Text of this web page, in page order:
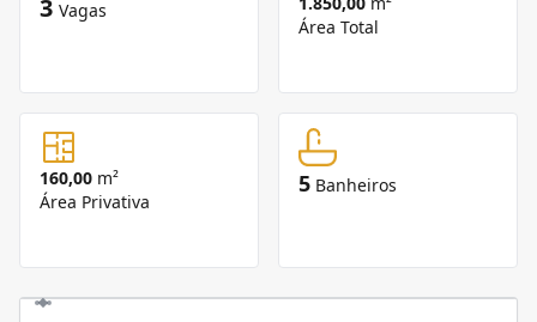
3 Vagas
Área Total
160,00 m²
Área Privativa
5 Banheiros